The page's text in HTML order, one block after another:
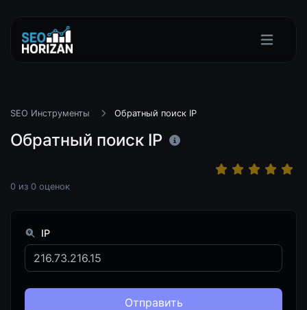
SEO Инструменты Обратный поиск IP
Обратный поиск IP
0 из 0 оценок
IP
Отправить